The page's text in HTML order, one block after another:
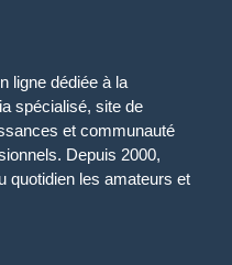
ligne dédiée à la
spécialisé, site de
et communauté
Depuis 2000,
quotidien les amateurs et